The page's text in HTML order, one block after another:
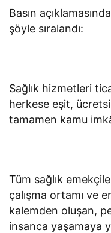
Basın
şöyle sıralandı:
Sağlık hizmetleri
herkese eşit,
tamamen kamu
Tüm sağlık
çalışma ortamı ve
kalemden oluşan,
insanca yaşamaya